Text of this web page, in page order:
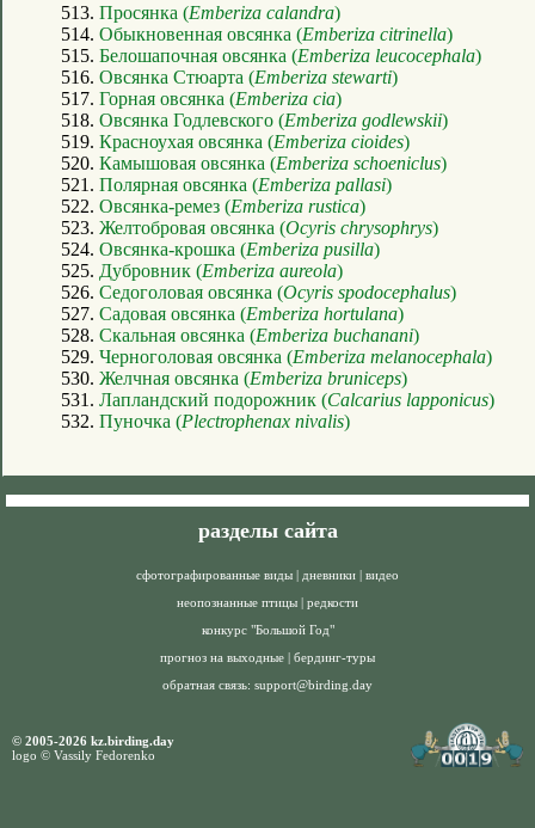
513. Просянка (Emberiza calandra)
514. Обыкновенная овсянка (Emberiza citrinella)
515. Белошапочная овсянка (Emberiza leucocephala)
516. Овсянка Стюарта (Emberiza stewarti)
517. Горная овсянка (Emberiza cia)
518. Овсянка Годлевского (Emberiza godlewskii)
519. Красноухая овсянка (Emberiza cioides)
520. Камышовая овсянка (Emberiza schoeniclus)
521. Полярная овсянка (Emberiza pallasi)
522. Овсянка-ремез (Emberiza rustica)
523. Желтобровая овсянка (Ocyris chrysophrys)
524. Овсянка-крошка (Emberiza pusilla)
525. Дубровник (Emberiza aureola)
526. Седоголовая овсянка (Ocyris spodocephalus)
527. Садовая овсянка (Emberiza hortulana)
528. Скальная овсянка (Emberiza buchanani)
529. Черноголовая овсянка (Emberiza melanocephala)
530. Желчная овсянка (Emberiza bruniceps)
531. Лапландский подорожник (Calcarius lapponicus)
532. Пуночка (Plectrophenax nivalis)
разделы сайта
сфотографированные виды | дневники | видео
неопознанные птицы | редкости
конкурс "Большой Год"
прогноз на выходные | бердинг-туры
обратная связь: support@birding.day
© 2005-2026 kz.birding.day
logo © Vassily Fedorenko